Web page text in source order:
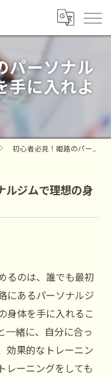
パーソナル
手に入れよ
初心者必見！姫路のパーソナルジムで理想の身体を手に入れよう！
ルジムで理想の身
るのは、誰でも最初
にあるパーソナルジ
身体を手に入れるこ
一緒に、自分に合っ
効果的なトレーニン
レーニングをしても